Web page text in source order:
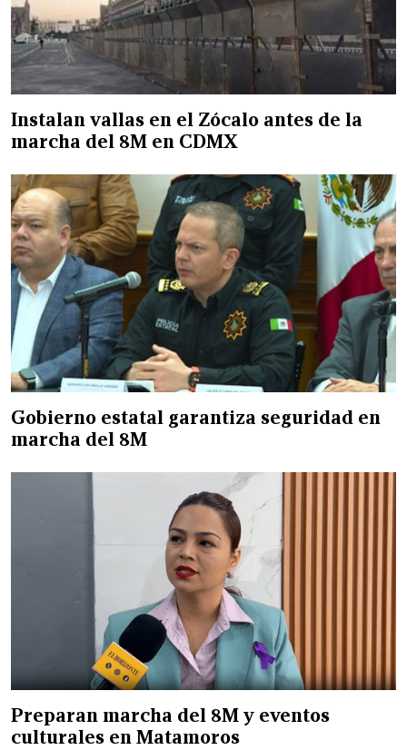
Instalan vallas en el Zócalo antes de la
marcha del 8M en CDMX
Gobierno estatal garantiza seguridad en
marcha del 8M
Preparan marcha del 8M y eventos
culturales en Matamoros